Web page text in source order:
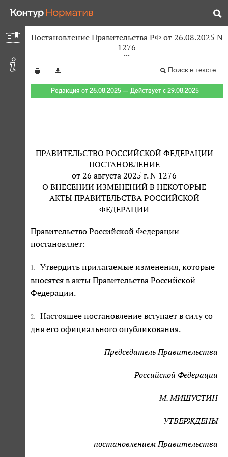
Постановление Правительства РФ от 26.08.2025 N
1276
Поиск в тексте
Редакция от 26.08.2025 — Действует с 29.08.2025
ПРАВИТЕЛЬСТВО РОССИЙСКОЙ ФЕДЕРАЦИИ
ПОСТАНОВЛЕНИЕ
от 26 августа 2025 г. N 1276
О ВНЕСЕНИИ ИЗМЕНЕНИЙ В НЕКОТОРЫЕ
АКТЫ ПРАВИТЕЛЬСТВА РОССИЙСКОЙ
ФЕДЕРАЦИИ
Правительство Российской Федерации
постановляет:
1.
Утвердить прилагаемые изменения, которые
вносятся в акты Правительства Российской
Федерации.
2.
Настоящее постановление вступает в силу со
дня его официального опубликования.
Председатель Правительства
Российской Федерации
М. МИШУСТИН
УТВЕРЖДЕНЫ
постановлением Правительства